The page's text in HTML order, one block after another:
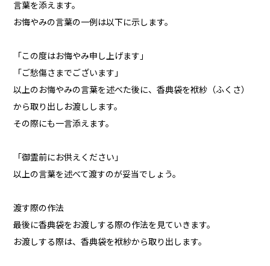
言葉を添えます。
お悔やみの言葉の一例は以下に示します。
「この度はお悔やみ申し上げます」
「ご愁傷さまでございます」
以上のお悔やみの言葉を述べた後に、香典袋を袱紗（ふくさ）
から取り出しお渡しします。
その際にも一言添えます。
「御霊前にお供えください」
以上の言葉を述べて渡すのが妥当でしょう。
渡す際の作法
最後に香典袋をお渡しする際の作法を見ていきます。
お渡しする際は、香典袋を袱紗から取り出します。